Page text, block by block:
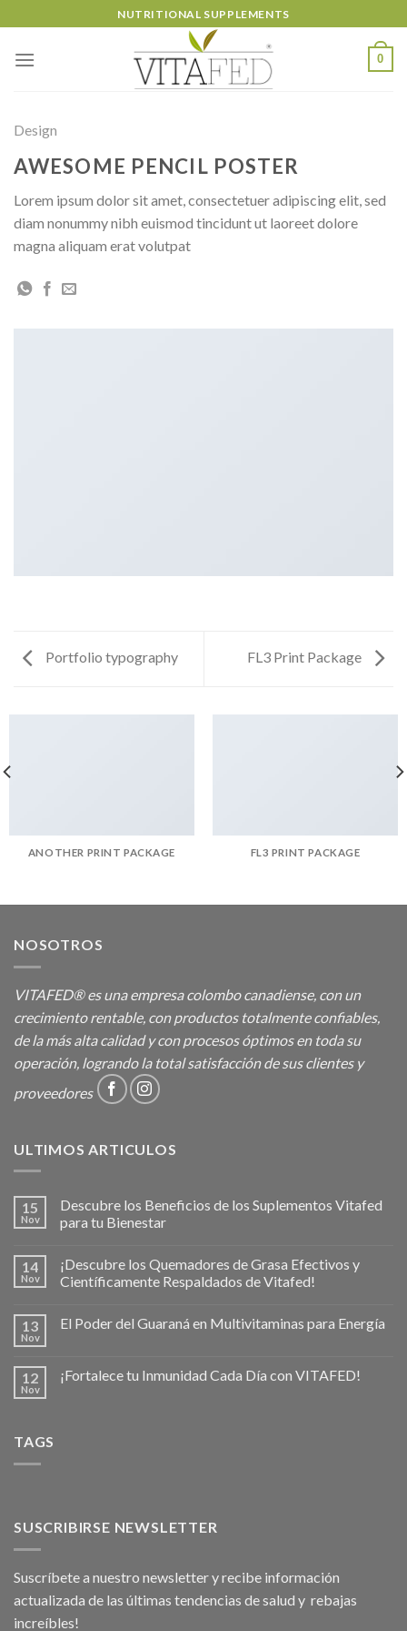
to
content
NUTRITIONAL SUPPLEMENTS
0
Design
AWESOME PENCIL POSTER
Lorem ipsum dolor sit amet, consectetuer adipiscing elit, sed
diam nonummy nibh euismod tincidunt ut laoreet dolore
magna aliquam erat volutpat
Portfolio typography FL3 Print Package
ANOTHER PRINT PACKAGE FL3 PRINT PACKAGE
NOSOTROS
VITAFED® es una empresa colombo canadiense, con un
crecimiento rentable, con productos totalmente confiables,
de la más alta calidad y con procesos óptimos en toda su
operación, logrando la total satisfacción de sus clientes y
proveedores
ULTIMOS ARTICULOS
15
Nov
Descubre los Beneficios de los Suplementos Vitafed
para tu Bienestar
14
Nov
¡Descubre los Quemadores de Grasa Efectivos y
Científicamente Respaldados de Vitafed!
13
Nov
El Poder del Guaraná en Multivitaminas para Energía
12
Nov
¡Fortalece tu Inmunidad Cada Día con VITAFED!
TAGS
SUSCRIBIRSE NEWSLETTER
Suscríbete a nuestro newsletter y recibe información
actualizada de las últimas tendencias de salud y rebajas
increíbles!